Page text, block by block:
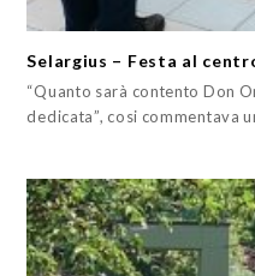
Selargius – Festa al
“Quanto sarà contento Don
dedicata”, cosi commentava